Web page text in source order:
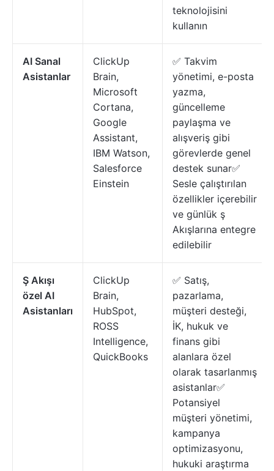
teknolojisini
kullanın
AI Sanal
Asistanlar
ClickUp
Brain,
Microsoft
Cortana,
Google
Assistant,
IBM Watson,
Salesforce
Einstein
✅ Takvim
yönetimi, e-posta
yazma,
güncelleme
paylaşma ve
alışveriş gibi
görevlerde genel
destek sunar✅
Sesle çalıştırılan
özellikler içerebilir
ve günlük ş
Akışlarına entegre
edilebilir
Ş Akışı
özel AI
Asistanları
ClickUp
Brain,
HubSpot,
ROSS
Intelligence,
QuickBooks
✅ Satış,
pazarlama,
müşteri desteği,
İK, hukuk ve
finans gibi
alanlara özel
olarak tasarlanmış
asistanlar✅
Potansiyel
müşteri yönetimi,
kampanya
optimizasyonu,
hukuki araştırma